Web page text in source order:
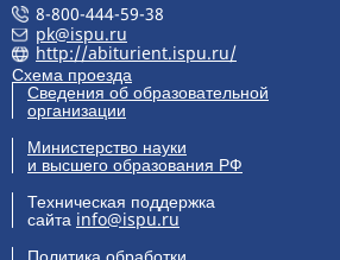
8-800-444-59-38
pk@ispu.ru
http://abiturient.ispu.ru/
Схема проезда
Сведения об образовательной
организации
Министерство науки
и высшего образования РФ
Техническая поддержка
сайта info@ispu.ru
Политика обработки